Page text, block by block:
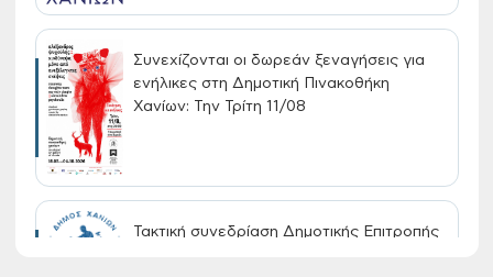
Συνεχίζονται οι δωρεάν ξεναγήσεις για
ενήλικες στη Δημοτική Πινακοθήκη
Χανίων: Την Τρίτη 11/08
Τακτική συνεδρίαση Δημοτικής Επιτροπής